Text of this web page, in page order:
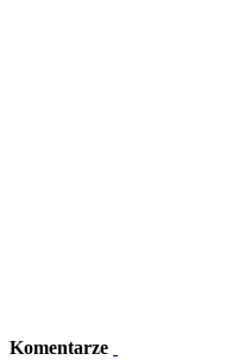
Komentarze